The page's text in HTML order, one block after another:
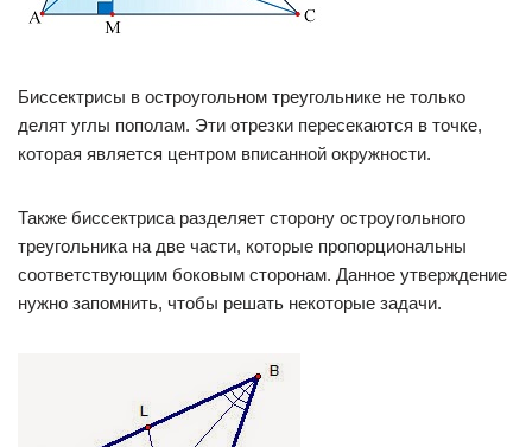
Биссектрисы в остроугольном треугольнике не только
делят углы пополам. Эти отрезки пересекаются в точке,
которая является центром вписанной окружности.
Также биссектриса разделяет сторону остроугольного
треугольника на две части, которые пропорциональны
соответствующим боковым сторонам. Данное утверждение
нужно запомнить, чтобы решать некоторые задачи.